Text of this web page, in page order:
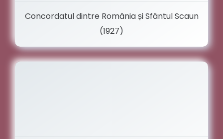
Concordatul dintre România și Sfântul Scaun
(1927)